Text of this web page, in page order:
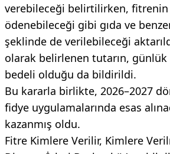
verebileceği belirtilirken,
ödenebileceği gibi gıda ve
şeklinde de verilebileceği
olarak belirlenen tutarın,
bedeli olduğu da bildirildi.
Bu kararla birlikte, 2026–2027
fidye uygulamalarında esas
kazanmış oldu.
Fitre Kimlere Verilir, Kimlere